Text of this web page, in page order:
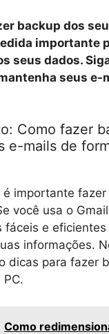
backup dos
importante
seus dados.
seus e-
Como fazer
e-mails de
é importante
você usa o
fáceis e
informações.
dicas para fazer
PC.
Como